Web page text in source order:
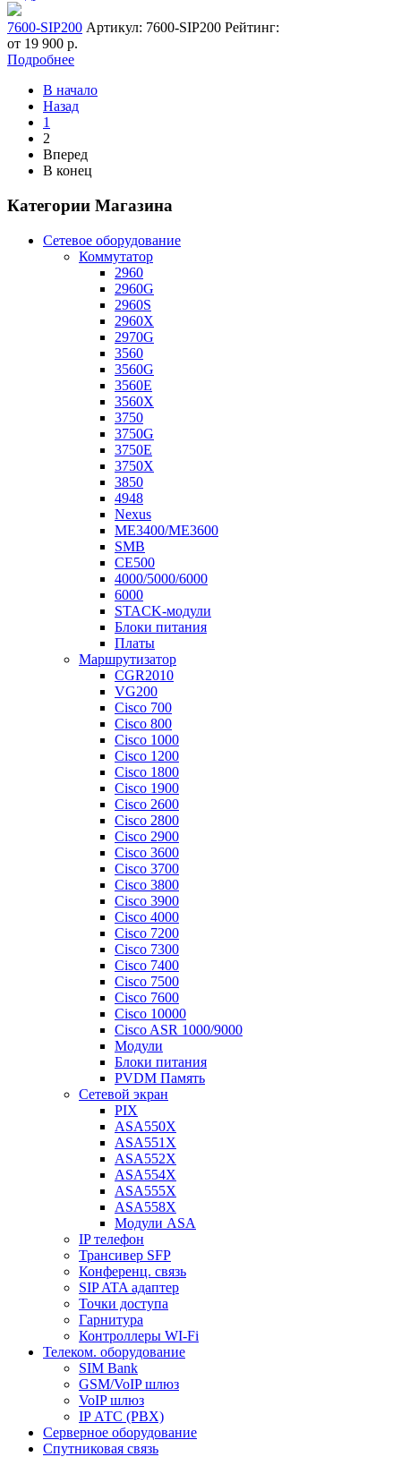
7600-SIP200 Артикул: 7600-SIP200 Рейтинг:
от 19 900 р.
Подробнее
В начало
Назад
1
2
Вперед
В конец
Категории Магазина
Сетевое оборудование
Коммутатор
2960
2960G
2960S
2960X
2970G
3560
3560G
3560E
3560X
3750
3750G
3750E
3750X
3850
4948
Nexus
ME3400/ME3600
SMB
CE500
4000/5000/6000
6000
STACK-модули
Блоки питания
Платы
Маршрутизатор
CGR2010
VG200
Cisco 700
Cisco 800
Cisco 1000
Cisco 1200
Cisco 1800
Cisco 1900
Cisco 2600
Cisco 2800
Cisco 2900
Cisco 3600
Cisco 3700
Cisco 3800
Cisco 3900
Cisco 4000
Cisco 7200
Cisco 7300
Cisco 7400
Cisco 7500
Cisco 7600
Cisco 10000
Cisco ASR 1000/9000
Модули
Блоки питания
PVDM Память
Сетевой экран
PIX
ASA550X
ASA551X
ASA552X
ASA554X
ASA555X
ASA558X
Модули ASA
IP телефон
Трансивер SFP
Конференц. связь
SIP ATA адаптер
Точки доступа
Гарнитура
Контроллеры WI-Fi
Телеком. оборудование
SIM Bank
GSM/VoIP шлюз
VoIP шлюз
IP АТС (PBX)
Серверное оборудование
Спутниковая связь